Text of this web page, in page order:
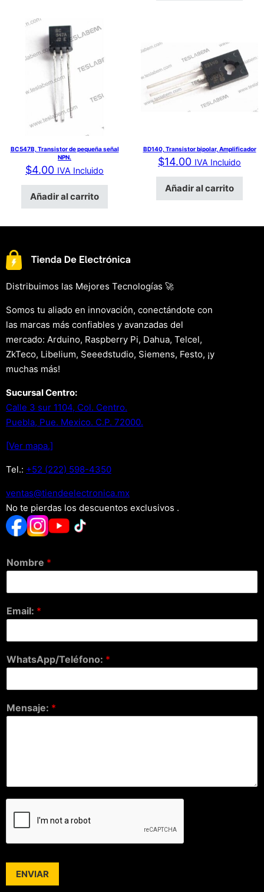
BC547B, Transistor de pequeña señal
NPN.
$4.00 IVA Incluido
Añadir al carrito
BD140, Transistor bipolar, Amplificador
$14.00 IVA Incluido
Añadir al carrito
Distribuimos las Mejores Tecnologías 🚀
Somos tu aliado en innovación, conectándote con
las marcas más confiables y avanzadas del
mercado: Arduino, Raspberry Pi, Dahua, Telcel,
ZkTeco, Libelium, Seeedstudio, Siemens, Festo, ¡y
muchas más!
Sucursal Centro:
Calle 3 sur 1104, Col. Centro.
Puebla, Pue. Mexico. C.P. 72000.
[Ver mapa.]
Tel.: +52 (222) 598-4350
xm.acinortceleedneit@satnev
No te pierdas los descuentos exclusivos .
Nombre *
Email: *
WhatsApp/Teléfono: *
Mensaje: *
ENVIAR